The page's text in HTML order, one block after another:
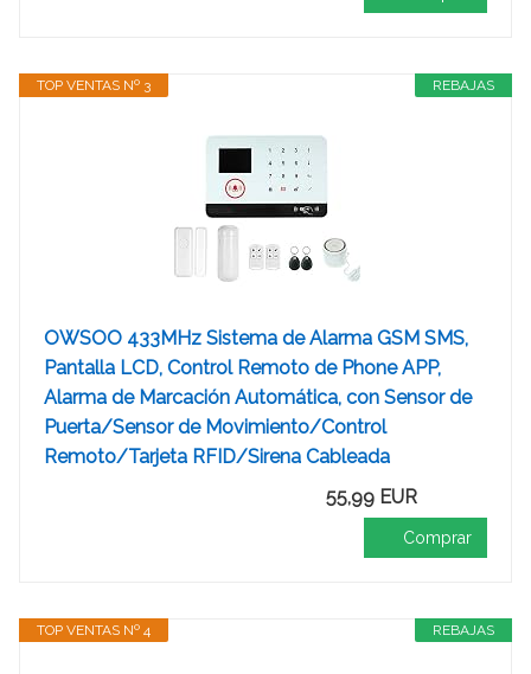
REBAJAS
TOP VENTAS Nº 3
OWSOO 433MHz Sistema de Alarma GSM SMS,
Pantalla LCD, Control Remoto de Phone APP,
Alarma de Marcación Automática, con Sensor de
Puerta/Sensor de Movimiento/Control
Remoto/Tarjeta RFID/Sirena Cableada
55,99 EUR
Comprar
REBAJAS
TOP VENTAS Nº 4